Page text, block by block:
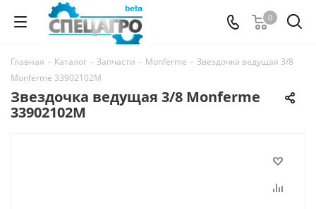
0
Главная - Каталог - Запчасти - Monferme - Звездочка ведущая 3/8
Monferme 33902102M
Звездочка ведущая 3/8 Monferme
33902102M